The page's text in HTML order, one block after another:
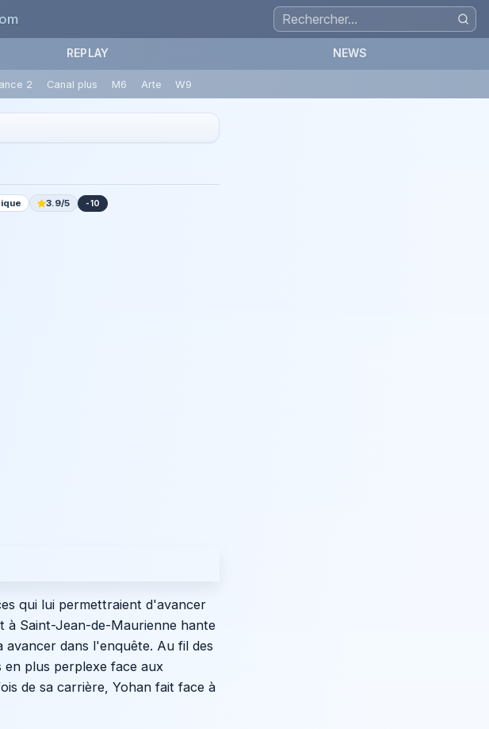
REPLAY NEWS
2 Canal plus M6 Arte W9
3.9/5 -10
qui lui permettraient d'avancer
à Saint-Jean-de-Maurienne hante
avancer dans l'enquête. Au fil des
en plus perplexe face aux
de sa carrière, Yohan fait face à